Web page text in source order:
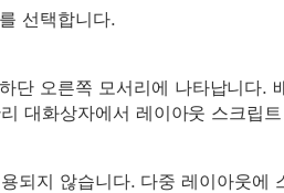
선택합니다.
단 오른쪽 모서리에 나타납니다.
대화상자에서 레이아웃 스크립
되지 않습니다. 다중 레이아웃에